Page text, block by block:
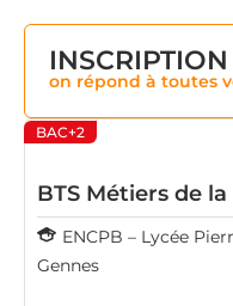
on répond à toutes
BAC+2
BTS Métiers de
ENCPB – Lycée
Gennes